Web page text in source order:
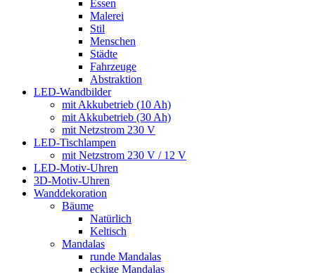
Essen
Malerei
Stil
Menschen
Städte
Fahrzeuge
Abstraktion
LED-Wandbilder
mit Akkubetrieb (10 Ah)
mit Akkubetrieb (30 Ah)
mit Netzstrom 230 V
LED-Tischlampen
mit Netzstrom 230 V / 12 V
LED-Motiv-Uhren
3D-Motiv-Uhren
Wanddekoration
Bäume
Natürlich
Keltisch
Mandalas
runde Mandalas
eckige Mandalas